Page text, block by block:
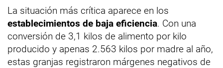
La situación más crítica aparece en los
establecimientos de baja eficiencia. Con una
conversión de 3,1 kilos de alimento por kilo
producido y apenas 2.563 kilos por madre al año,
estas granjas registraron márgenes negativos de